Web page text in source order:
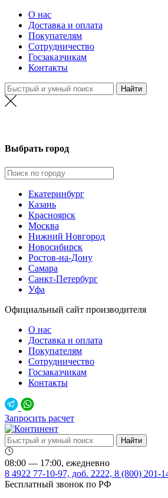
О нас
Доставка и оплата
Покупателям
Сотрудничество
Госзаказчикам
Контакты
Выбрать город
Екатеринбург
Казань
Красноярск
Москва
Нижний Новгород
Новосибирск
Ростов-на-Дону
Самара
Санкт-Петербург
Уфа
Официальный сайт производителя
О нас
Доставка и оплата
Покупателям
Сотрудничество
Госзаказчикам
Контакты
Запросить расчет
08:00 — 17:00, ежедневно
8 4922 77-10-97, доб. 2222, 8 (800) 201-
Бесплатный звонок по РФ